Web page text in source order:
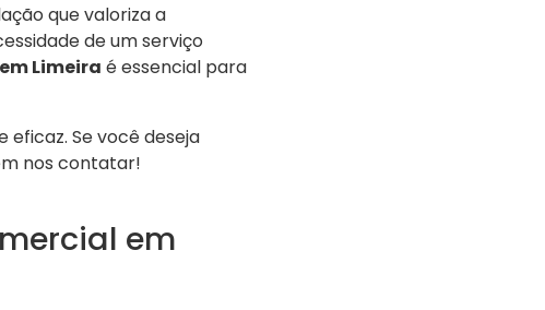
que valoriza a
de um serviço
Limeira é essencial para
Se você deseja
nos contatar!
em